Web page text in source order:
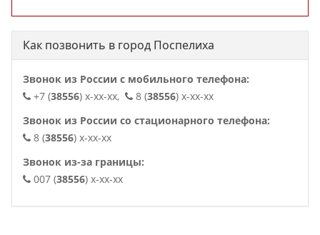
Как позвонить в город Поспелиха
Звонок из России с мобильного телефона:
+7 (38556) x-xx-xx, 8 (38556) x-xx-xx
Звонок из России со стационарного телефона:
8 (38556) x-xx-xx
Звонок из-за границы:
007 (38556) x-xx-xx